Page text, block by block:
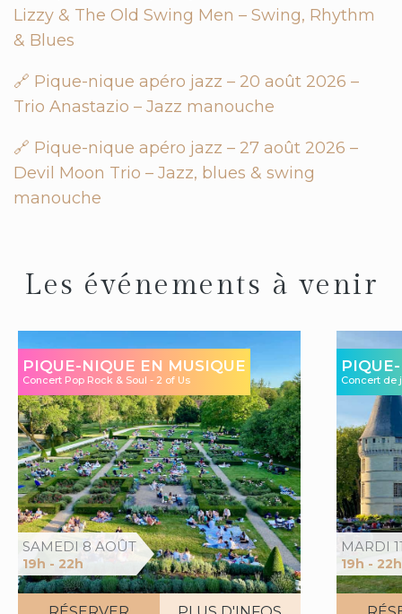
Lizzy & The Old Swing Men – Swing, Rhythm
& Blues
🔗 Pique-nique apéro jazz – 20 août 2026 –
Trio Anastazio – Jazz manouche
🔗 Pique-nique apéro jazz – 27 août 2026 –
Devil Moon Trio – Jazz, blues & swing
manouche
Les événements à venir
PIQUE-NIQUE EN MUSIQUE
Concert Pop Rock & Soul - 2 of Us
SAMEDI 8 AOÛT
19h - 22h
Concert de
MARDI
19h - 22h